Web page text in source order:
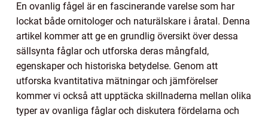
En ovanlig fågel är en fascinerande varelse som har
lockat både ornitologer och naturälskare i åratal. Denna
artikel kommer att ge en grundlig översikt över dessa
sällsynta fåglar och utforska deras mångfald,
egenskaper och historiska betydelse. Genom att
utforska kvantitativa mätningar och jämförelser
kommer vi också att upptäcka skillnaderna mellan olika
typer av ovanliga fåglar och diskutera fördelarna och